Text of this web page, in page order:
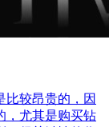
比较昂贵的，因
，尤其是购买钻